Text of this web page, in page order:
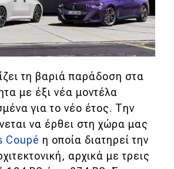
τη βαριά παράδοση στα
με έξι νέα μοντέλα
για το νέο έτος. Την
να έρθει στη χώρα μας
Coupé η οποία διατηρεί την
αρχικά με τρεις